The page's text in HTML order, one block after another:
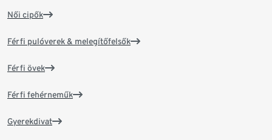
Női cipők
Férfi pulóverek & melegítőfelsők
Férfi övek
Férfi fehérneműk
Gyerekdivat